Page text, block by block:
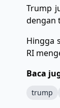
Trump
dengan
Hingga
RI
Baca
trump